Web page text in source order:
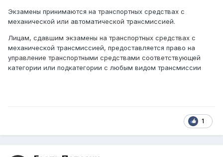
Экзамены принимаются на транспортных средствах с
механической или автоматической трансмиссией.
Лицам, сдавшим экзамены на транспортных средствах с
механической трансмиссией, предоставляется право на
управление транспортными средствами соответствующей
категории или подкатегории с любым видом трансмиссии
1